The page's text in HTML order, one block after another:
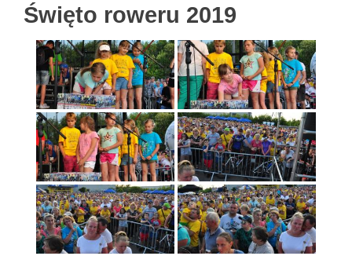
Święto roweru 2019